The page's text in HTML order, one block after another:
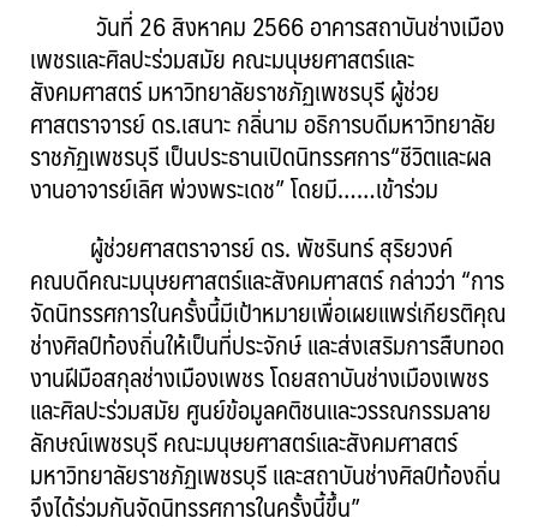
วันที่ 26 สิงหาคม 2566 อาคารสถาบันช่างเมือง
เพชรและศิลปะร่วมสมัย คณะมนุษยศาสตร์และ
สังคมศาสตร์ มหาวิทยาลัยราชภัฏเพชรบุรี ผู้ช่วย
ศาสตราจารย์ ดร.เสนาะ กลิ่นาม อธิการบดีมหาวิทยาลัย
ราชภัฏเพชรบุรี เป็นประธานเปิดนิทรรศการ“ชีวิตและผล
งานอาจารย์เลิศ พ่วงพระเดช” โดยมี……เข้าร่วม
ผู้ช่วยศาสตราจารย์ ดร. พัชรินทร์ สุริยวงค์
คณบดีคณะมนุษยศาสตร์และสังคมศาสตร์ กล่าวว่า “การ
จัดนิทรรศการในครั้งนี้มีเป้าหมายเพื่อเผยแพร่เกียรติคุณ
ช่างศิลป์ท้องถิ่นให้เป็นที่ประจักษ์ และส่งเสริมการสืบทอด
งานฝีมือสกุลช่างเมืองเพชร โดยสถาบันช่างเมืองเพชร
และศิลปะร่วมสมัย ศูนย์ข้อมูลคติชนและวรรณกรรมลาย
ลักษณ์เพชรบุรี คณะมนุษยศาสตร์และสังคมศาสตร์
มหาวิทยาลัยราชภัฏเพชรบุรี และสถาบันช่างศิลป์ท้องถิ่น
จึงได้ร่วมกันจัดนิทรรศการในครั้งนี้ขึ้น”